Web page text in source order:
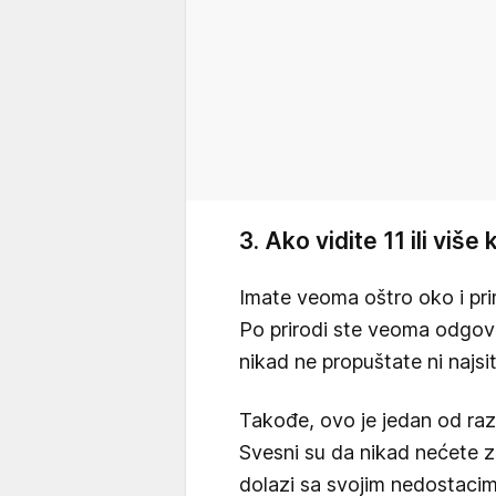
3. Ako vidite 11 ili više
Imate veoma oštro oko i
Po prirodi ste veoma
nikad ne propuštate ni
Takođe, ovo je jedan od
Svesni su da nikad nećete
dolazi sa svojim